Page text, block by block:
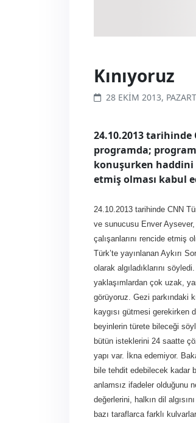
Kınıyoruz
28 EKIM 2013,
24.10.2013 tarihinde
programda;
konuşurken haddini
etmiş olması kabul
24.10.2013 tarihinde CNN
ve sunucusu Enver
çalışanlarını rencide etmiş
Türk’te yayınlanan Aykırı
olarak algıladıklarını
yaklaşımlardan çok uzak,
görüyoruz. Gezi parkındaki
kaygısı gütmesi gerekirken
beyinlerin türete bileceği
bütün isteklerini 24 saatte
yapı var. İkna edemiyor.
bile tehdit edebilecek kadar
anlamsız ifadeler olduğunu
değerlerini, halkın dil
bazı taraflarca farklı